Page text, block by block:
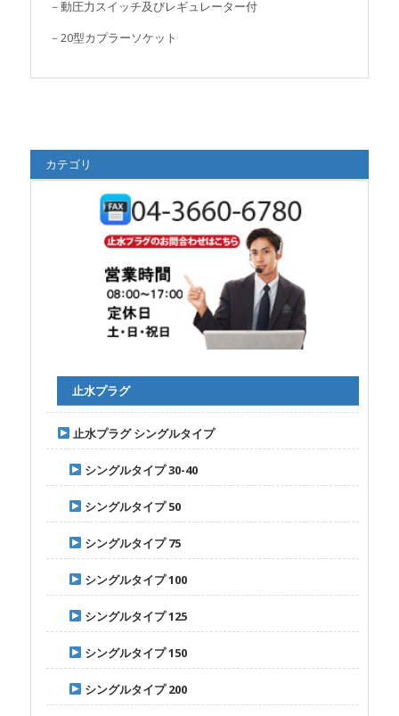
－動圧力スイッチ及びレギュレーター付
－20型カプラーソケット
カテゴリ
止水プラグ
止水プラグ シングルタイプ
シングルタイプ 30-40
シングルタイプ 50
シングルタイプ 75
シングルタイプ 100
シングルタイプ 125
シングルタイプ 150
シングルタイプ 200